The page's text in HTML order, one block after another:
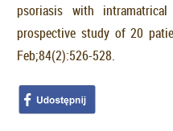
psoriasis with
prospective study of 20
Feb;84(2):526-528.